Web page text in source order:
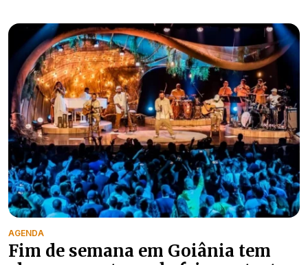
AGENDA
Fim de semana em Goiânia tem